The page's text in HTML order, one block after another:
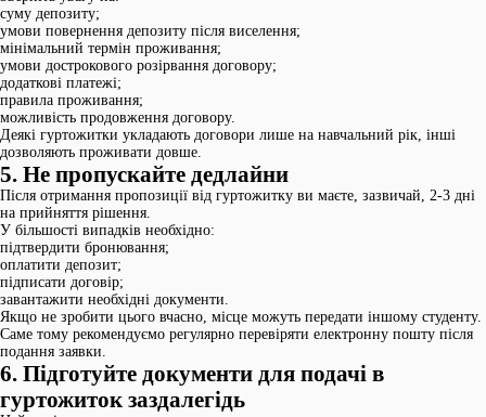
суму депозиту;
умови повернення депозиту після виселення;
мінімальний термін проживання;
умови дострокового розірвання договору;
додаткові платежі;
правила проживання;
можливість продовження договору.
Деякі гуртожитки укладають договори лише на навчальний рік, інші
дозволяють проживати довше.
5. Не пропускайте дедлайни
Після отримання пропозиції від гуртожитку ви маєте, зазвичай, 2-3 дні
на прийняття рішення.
У більшості випадків необхідно:
підтвердити бронювання;
оплатити депозит;
підписати договір;
завантажити необхідні документи.
Якщо не зробити цього вчасно, місце можуть передати іншому студенту.
Саме тому рекомендуємо регулярно перевіряти електронну пошту після
подання заявки.
6. Підготуйте документи для подачі в
гуртожиток заздалегідь